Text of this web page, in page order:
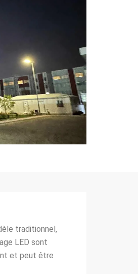
traditionnel,
LED sont
et peut être